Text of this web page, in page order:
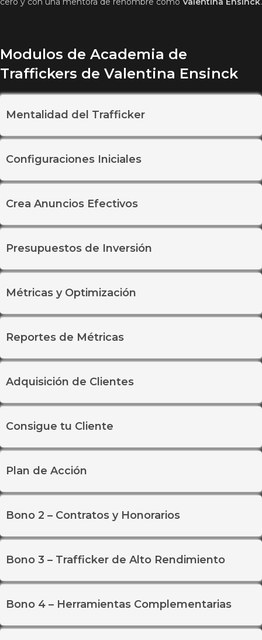
Modulos de Academia de
Traffickers de Valentina Ensinck
Mentalidad del Trafficker
Configuraciones Iniciales
Crea Anuncios Efectivos
Presupuestos de Inversión
Métricas y Optimización
Reportes de Métricas
Adquisición de Clientes
Consigue tu Cliente
Plan de Acción
Bono 2 – Contratos y Honorarios
Bono 3 – Trafficker de Alto Rendimiento
Bono 4 – Herramientas Complementarias